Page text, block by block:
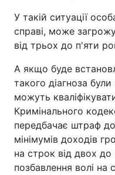
У такій ситуації
справі, може
від трьох до п'яти
А якщо буде
такого діагноза були
можуть
Кримінального
передбачає штраф
мінімумів доходів
на строк від двох
позбавлення волі на